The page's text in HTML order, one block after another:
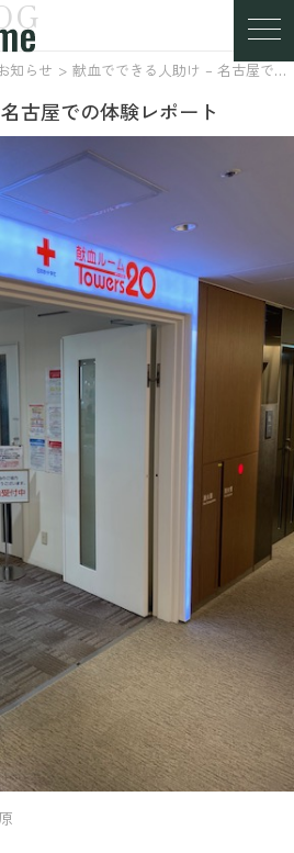
知らせ 献血でできる人助け – 名古屋での体験レポート
古屋での体験レポート